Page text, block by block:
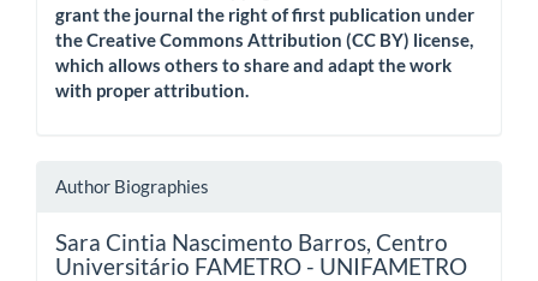
grant the journal the right of first publication under
the Creative Commons Attribution (CC BY) license,
which allows others to share and adapt the work
with proper attribution.
Author Biographies
Sara Cintia Nascimento Barros, Centro
Universitário FAMETRO - UNIFAMETRO